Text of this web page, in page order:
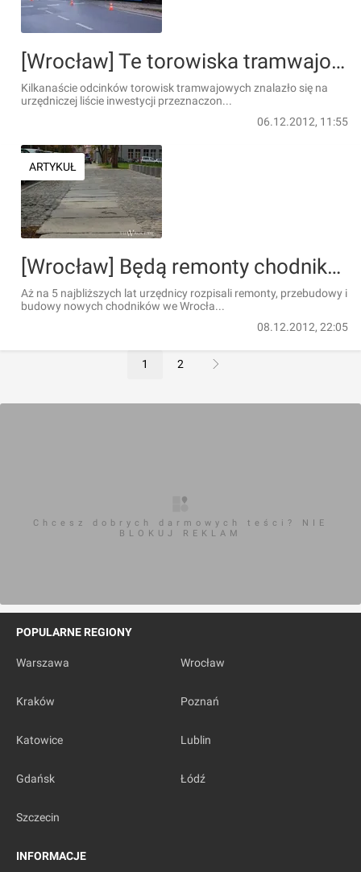
[Wrocław] Te torowiska tramwajowe miasto wyremontuje w ciągu 5 lat [LISTA]
Kilkanaście odcinków torowisk tramwajowych znalazło się na
urzędniczej liście inwestycji przeznaczon...
06.12.2012, 11:55
ARTYKUŁ
[Wrocław] Będą remonty chodników - sprawdź czy trakt pod twoim domem znalazł się na liście
Aż na 5 najbliższych lat urzędnicy rozpisali remonty, przebudowy i
budowy nowych chodników we Wrocła...
08.12.2012, 22:05
1 2
Chcesz dobrych darmowych teści? NIE
BLOKUJ REKLAM
POPULARNE REGIONY
Warszawa Wrocław
Kraków Poznań
Katowice Lublin
Gdańsk Łódź
Szczecin
INFORMACJE